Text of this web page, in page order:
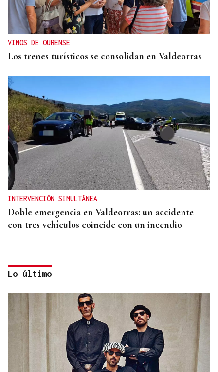
VINOS DE OURENSE
Los trenes turísticos se consolidan en Valdeorras
INTERVENCIÓN SIMULTÁNEA
Doble emergencia en Valdeorras: un accidente
con tres vehículos coincide con un incendio
O SON DA ESTACIÓN
Lo último